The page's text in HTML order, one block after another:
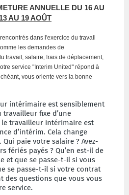
ANNUELLE DU 16 AU
AU 19 AOÛT
dans l'exercice du travail
les demandes de
travail, salaire, frais de déplacement,
service "Interim United" répond à
vous oriente vers la bonne
intérimaire est sensiblement
fixe d’une
travailleur intérimaire est
d’intérim. Cela change
paie votre salaire ? Avez-
fériés payés ? Qu’en est-il de
et que se passe-t-il si vous
se passe-t-il si votre contrat
des questions que vous vous
service.